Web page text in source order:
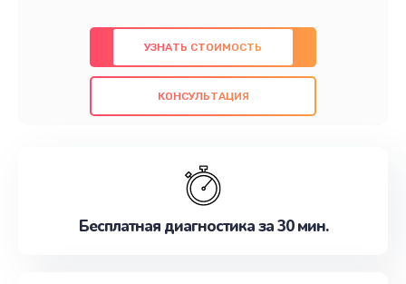
предлагаем быстрый и качественный ремонт с
использованием оригинальных компонентов, а
также гарантируем качество всех
проведенных работ. Наша цель - предоставить
наилучшим образом. Не медлите записаться на
УЗНАТЬ СТОИМОСТЬ
КОНСУЛЬТАЦИЯ
Бесплатная диагностика за 30 мин.